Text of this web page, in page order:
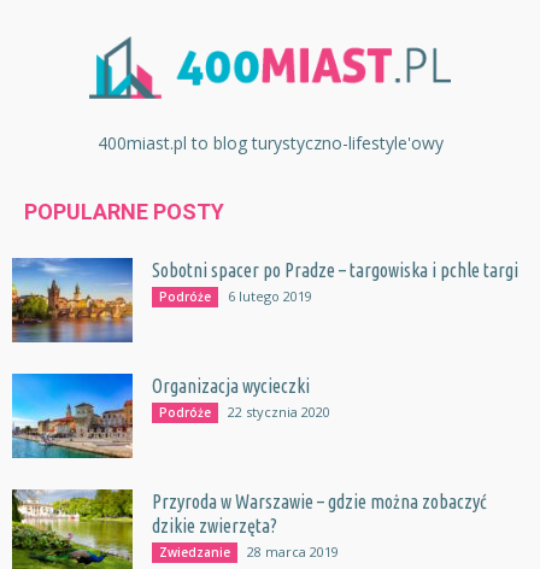
400miast.pl to blog turystyczno-lifestyle'owy
POPULARNE POSTY
Sobotni spacer po Pradze – targowiska i pchle targi
Podróże 6 lutego 2019
Organizacja wycieczki
Podróże 22 stycznia 2020
Przyroda w Warszawie – gdzie można zobaczyć
dzikie zwierzęta?
Zwiedzanie 28 marca 2019